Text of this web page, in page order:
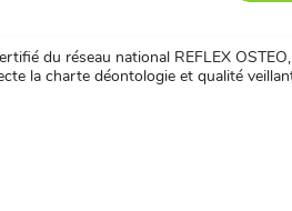
du réseau national REFLEX
la charte déontologie et qualité